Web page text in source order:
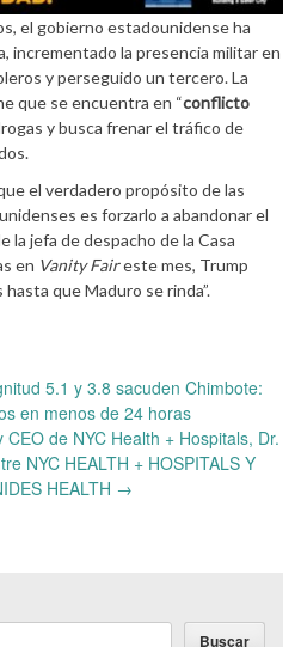
el gobierno estadounidense ha
incrementado la presencia militar en
y perseguido un tercero. La
que se encuentra en “conflicto
y busca frenar el tráfico de
el verdadero propósito de las
es forzarlo a abandonar el
la jefa de despacho de la Casa
en Vanity Faireste mes, Trump
que Maduro se rinda”.
5.1 y 3.8 sacuden Chimbote:
en menos de 24 horas
de NYC Health + Hospitals, Dr.
NYC HEALTH + HOSPITALS Y
HEALTH →
Buscar